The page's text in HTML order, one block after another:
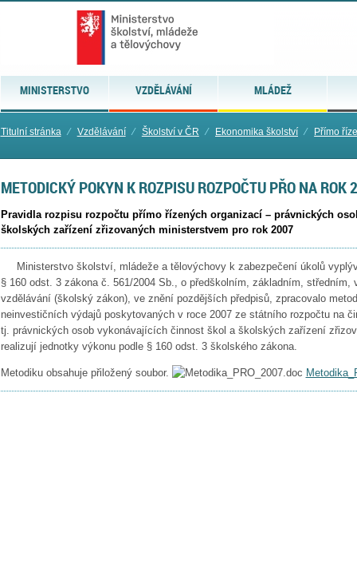
MINISTERSTVO VZDĚLÁVÁNÍ MLÁDEŽ
Titulní stránka ⁄ Vzdělávání ⁄ Školství v ČR ⁄ Ekonomika školství ⁄ Přímo
METODICKÝ POKYN K ROZPISU ROZPOČTU PŘO NA ROK
Pravidla rozpisu rozpočtu přímo řízených organizací – právnických
školských zařízení zřizovaných ministerstvem pro rok 2007
Ministerstvo školství, mládeže a tělovýchovy k zabezpečení úkolů
§ 160 odst. 3 zákona č. 561/2004 Sb., o předškolním, základním, středním,
vzdělávání (školský zákon), ve znění pozdějších předpisů, zpracovalo
neinvestičních výdajů poskytovaných v roce 2007 ze státního rozpočtu na
tj. právnických osob vykonávajících činnost škol a školských zařízení
realizují jednotky výkonu podle § 160 odst. 3 školského zákona.
Metodiku obsahuje přiložený soubor.